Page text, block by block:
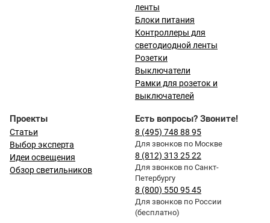
ленты
Блоки питания
Контроллеры для
светодиодной ленты
Розетки
Выключатели
Рамки для розеток и
выключателей
Проекты
Статьи
Выбор эксперта
Идеи освещения
Обзор светильников
Есть вопросы? Звоните!
8 (495) 748 88 95
Для звонков по Москве
8 (812) 313 25 22
Для звонков по Санкт-
Петербургу
8 (800) 550 95 45
Для звонков по России
(бесплатно)